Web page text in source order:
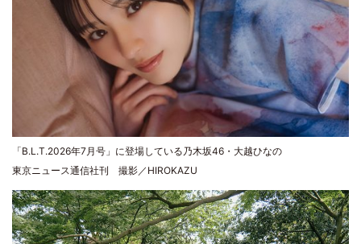
「B.L.T.2026年7月号」に登場している乃木坂46・大越ひなの
東京ニュース通信社刊 撮影／HIROKAZU